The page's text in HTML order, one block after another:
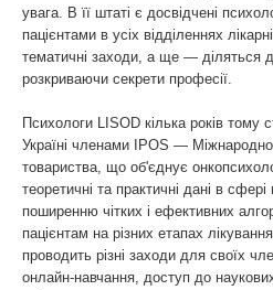
увага. В її штаті є досвідчені
пацієнтами в усіх відділеннях
тематичні заходи, а ще — діляться
розкриваючи секрети професії.
Психологи LISOD кілька років
Україні членами ІPOS —
товариства, що об'єднує
теоретичні та практичні дані в сфері
поширенню чітких і ефективних
пацієнтам на різних етапах
проводить різні заходи для своїх
онлайн-навчання, доступ до